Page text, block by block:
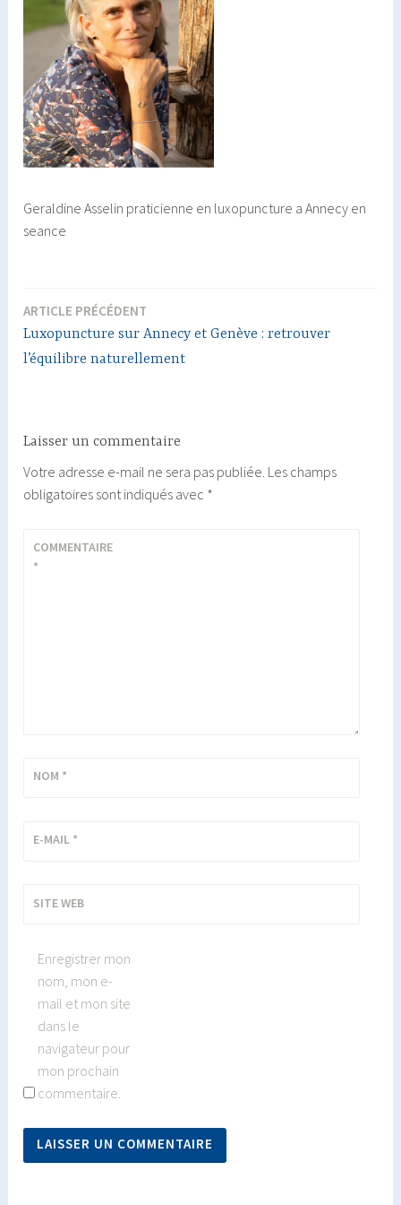
Geraldine Asselin praticienne en luxopuncture a Annecy en
seance
Navigation
de
ARTICLE PRÉCÉDENT
Luxopuncture sur Annecy et Genève : retrouver
l’équilibre naturellement
Laisser un commentaire
Votre adresse e-mail ne sera pas publiée. Les champs
obligatoires sont indiqués avec *
COMMENTAIRE
*
NOM *
E-MAIL *
SITE WEB
Enregistrer mon
nom, mon e-
mail et mon site
dans le
navigateur pour
mon prochain
commentaire.